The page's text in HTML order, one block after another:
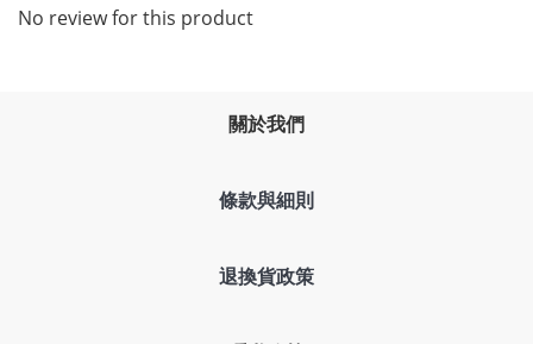
No review for this product
關於我們
條款與細則
退換貨政策